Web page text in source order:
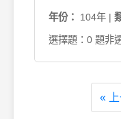
年份： 104年 |
選擇題：0 題非
«